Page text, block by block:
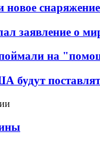
заявление о
на
будут